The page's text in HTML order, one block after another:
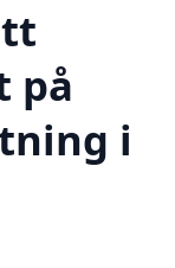
på
i